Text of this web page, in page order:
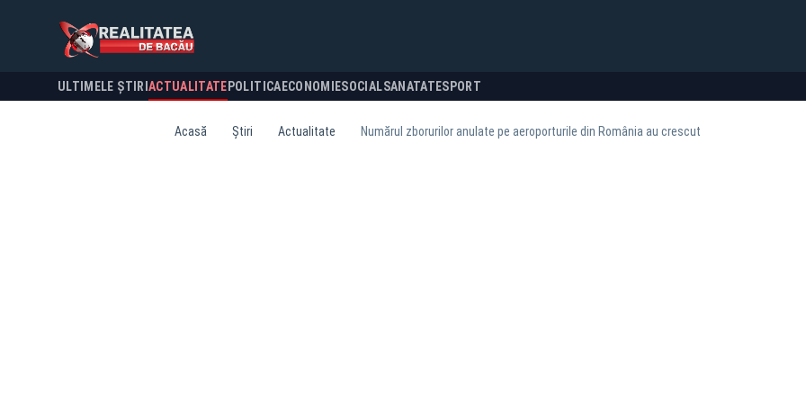
ULTIMELE ȘTIRI ACTUALITATE POLITICA ECONOMIESOCIALSANATATESPORT
Acasă Știri Actualitate Numărul zborurilor anulate pe aeroporturile din România au crescut